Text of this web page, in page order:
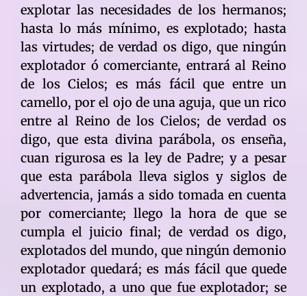
explotar las necesidades de los hermanos;
hasta lo más mínimo, es explotado; hasta
las virtudes; de verdad os digo, que ningún
explotador ó comerciante, entrará al Reino
de los Cielos; es más fácil que entre un
camello, por el ojo de una aguja, que un rico
entre al Reino de los Cielos; de verdad os
digo, que esta divina parábola, os enseña,
cuan rigurosa es la ley de Padre; y a pesar
que esta parábola lleva siglos y siglos de
advertencia, jamás a sido tomada en cuenta
por comerciante; llego la hora de que se
cumpla el juicio final; de verdad os digo,
explotados del mundo, que ningún demonio
explotador quedará; es más fácil que quede
un explotado, a uno que fue explotador; se